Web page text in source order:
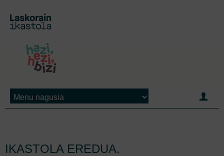
IKASTOLA EREDUA.